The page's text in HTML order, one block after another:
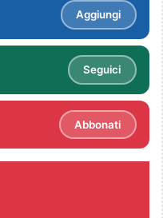
Aggiungi
Seguici
Abbonati